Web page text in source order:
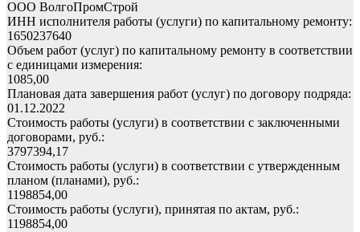
ООО ВолгоПромСтрой
ИНН исполнителя работы (услуги) по капитальному ремонту:
1650237640
Объем работ (услуг) по капитальному ремонту в соответствии
с единицами измерения:
1085,00
Плановая дата завершения работ (услуг) по договору подряда:
01.12.2022
Стоимость работы (услуги) в соответствии с заключенными
договорами, руб.:
3797394,17
Стоимость работы (услуги) в соответствии с утвержденным
планом (планами), руб.:
1198854,00
Стоимость работы (услуги), принятая по актам, руб.:
1198854,00